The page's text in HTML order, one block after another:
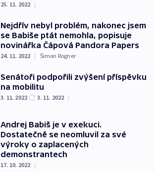
25. 11. 2022 |
Nejdřív nebyl problém, nakonec jsem
se Babiše ptát nemohla, popisuje
novinářka Čápová Pandora Papers
24. 11. 2022 | Šimon Rogner
Senátoři podpořili zvýšení příspěvku
na mobilitu
3. 11. 2022 3. 11. 2022 |
Andrej Babiš je v exekuci.
Dostatečně se neomluvil za své
výroky o zaplacených
demonstrantech
17. 10. 2022 |